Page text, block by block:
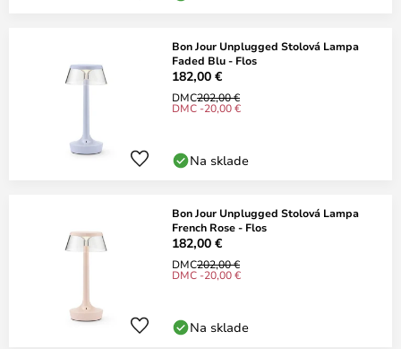
Bon Jour Unplugged Stolová Lampa
Faded Blu - Flos
182,00 €
DMC202,00 €
DMC -20,00 €
Na sklade
Bon Jour Unplugged Stolová Lampa
French Rose - Flos
182,00 €
DMC202,00 €
DMC -20,00 €
Na sklade